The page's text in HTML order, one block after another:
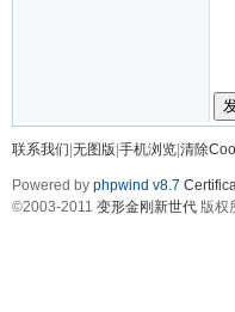
联系我们 无图版 手机浏览 清除
Powered by phpwind v8.7
©2003-2011 变形金刚新世代 版权